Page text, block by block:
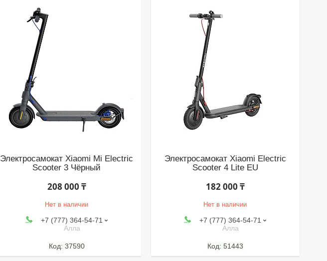
Электросамокат Xiaomi Mi Electric
Scooter 3 Чёрный
208 000 ₸
Нет в наличии
+7 (777) 364-54-71
Алла
37590
Электросамокат Xiaomi Electric
Scooter 4 Lite EU
182 000 ₸
Нет в наличии
+7 (777) 364-54-71
Алла
51443